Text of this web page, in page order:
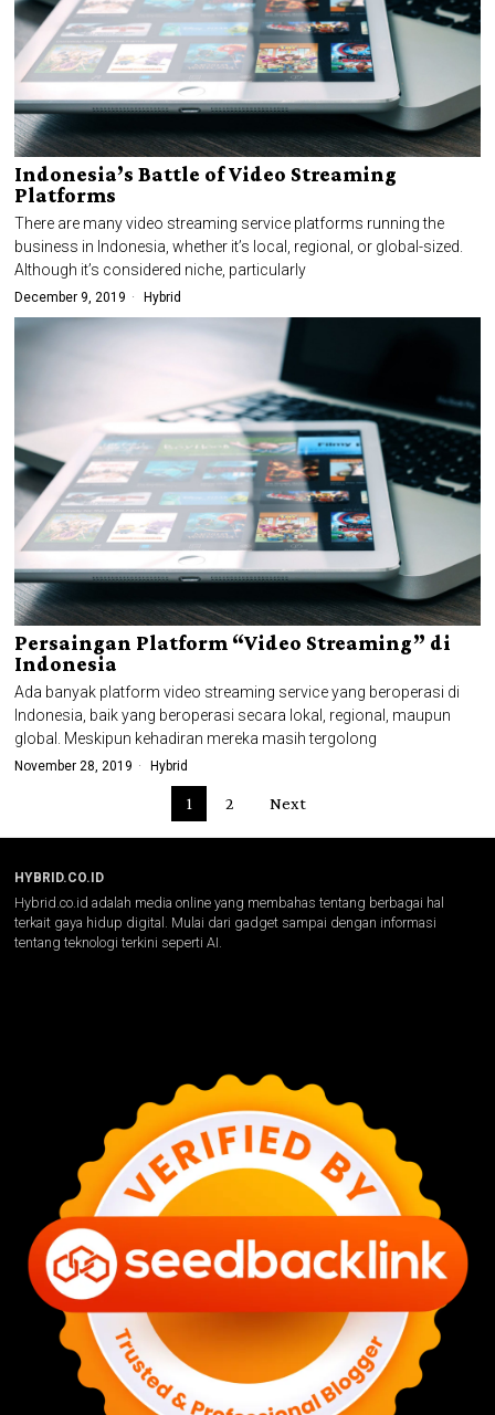
Indonesia’s Battle of Video Streaming
Platforms
There are many video streaming service platforms running the
business in Indonesia, whether it’s local, regional, or global-sized.
Although it’s considered niche, particularly
December 9, 2019 Hybrid
Persaingan Platform “Video Streaming” di
Indonesia
Ada banyak platform video streaming service yang beroperasi di
Indonesia, baik yang beroperasi secara lokal, regional, maupun
global. Meskipun kehadiran mereka masih tergolong
November 28, 2019 Hybrid
1 2 Next
HYBRID.CO.ID
Hybrid.co.id adalah media online yang membahas tentang berbagai hal
terkait gaya hidup digital. Mulai dari gadget sampai dengan informasi
tentang teknologi terkini seperti AI.